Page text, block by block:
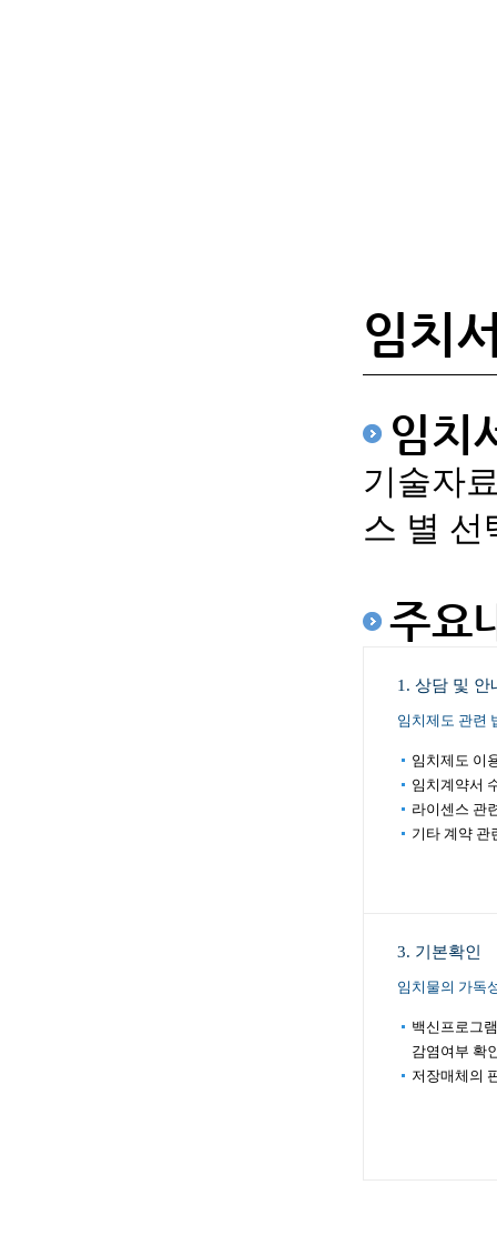
임치
임치
기술자
스 별 선
주요
1. 상담 및 안
임치제도 관련
임치제도 이
임치계약서
라이센스 관
기타 계약 관
3. 기본확인
임치물의 가독
백신프로그
감염여부 확
저장매체의